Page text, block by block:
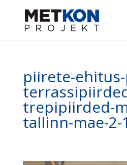
piirete-
trepipiirded-
tallinn-mae-2-1